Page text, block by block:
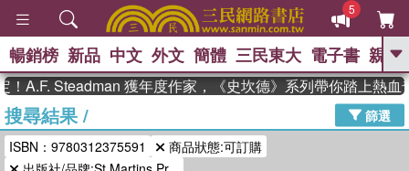
5
GO
The Odyssey 、
父親節 、 花開錦繡 、 暑期推薦 、
方念華 、 台灣的李登輝時代
暢銷榜 新品 中文 外文 簡體 三民東大 電子書 親子
A.F. Steadman 獲年度作家，《史坎德》系列帶你踏上熱血
搜尋結果/
篩選
ISBN：9780312375591
商品狀態:可訂購